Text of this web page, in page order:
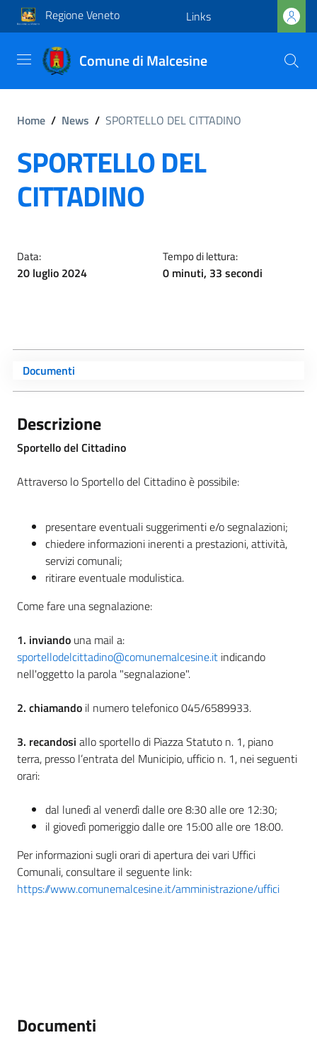
Regione Veneto Links
Comune di Malcesine
Home / News / SPORTELLO DEL CITTADINO
SPORTELLO DEL
CITTADINO
Data:
20 luglio 2024
Tempo di lettura:
0 minuti, 33 secondi
Documenti
Descrizione
Sportello del Cittadino
Attraverso lo Sportello del Cittadino è possibile:
presentare eventuali suggerimenti e/o segnalazioni;
chiedere informazioni inerenti a prestazioni, attività,
servizi comunali;
ritirare eventuale modulistica.
Come fare una segnalazione:
1. inviando una mail a:
sportellodelcittadino@comunemalcesine.it indicando
nell'oggetto la parola "segnalazione".
2. chiamando il numero telefonico 045/6589933.
3. recandosi allo sportello di Piazza Statuto n. 1, piano
terra, presso l’entrata del Municipio, ufficio n. 1, nei seguenti
orari:
dal lunedì al venerdì dalle ore 8:30 alle ore 12:30;
il giovedì pomeriggio dalle ore 15:00 alle ore 18:00.
Per informazioni sugli orari di apertura dei vari Uffici
Comunali, consultare il seguente link:
https://www.comunemalcesine.it/amministrazione/uffici
Documenti